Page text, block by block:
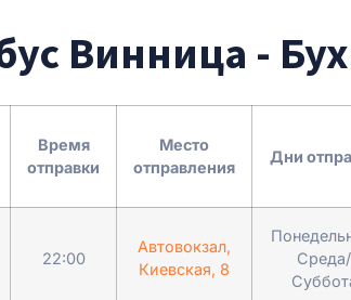
Винница -
Время
отправки
Место
отправления
Дни
22:00
Автовокзал,
Киевская, 8
Среда/